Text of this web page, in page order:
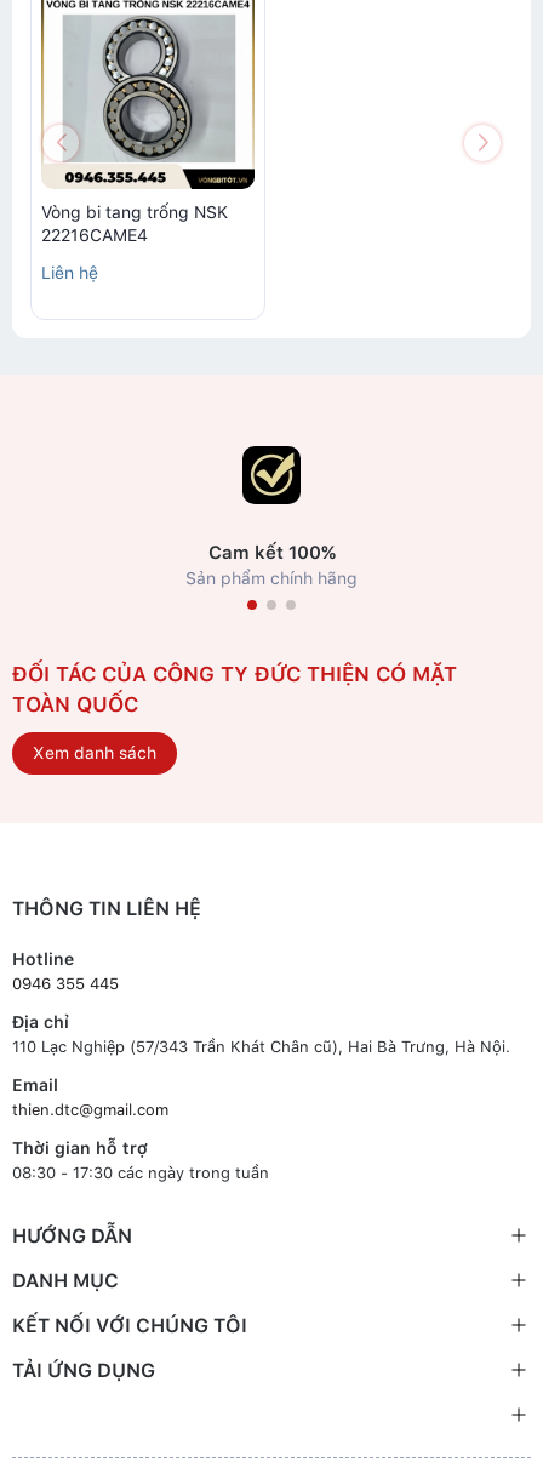
Vòng bi tang trống NSK
22216CAME4
Liên hệ
Cam kết 100%
Sản phẩm chính hãng
ĐỐI TÁC CỦA CÔNG TY ĐỨC THIỆN CÓ MẶT
TOÀN QUỐC
Xem danh sách
THÔNG TIN LIÊN HỆ
Hotline
0946 355 445
Địa chỉ
110 Lạc Nghiệp (57/343 Trần Khát Chân cũ), Hai Bà Trưng, Hà Nội.
Email
thien.dtc@gmail.com
Thời gian hỗ trợ
08:30 - 17:30 các ngày trong tuần
HƯỚNG DẪN
DANH MỤC
KẾT NỐI VỚI CHÚNG TÔI
TẢI ỨNG DỤNG